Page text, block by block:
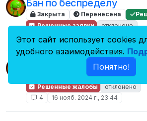
Бан по беспределу
Закрыта Перенесена
Решенные заявки
отклонено
7
29 дек. 2024 г., 12:02
Украли одежду со
Перенесена
Решенные жалобы
отклонено
4
16 нояб. 2024 г., 23:44
Этот сайт использует cookies
удобного взаимодействия.
Понятно!